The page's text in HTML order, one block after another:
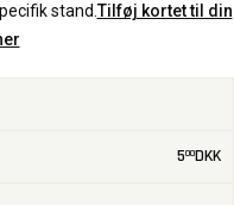
stand.Tilføj kortet til din
500DKK